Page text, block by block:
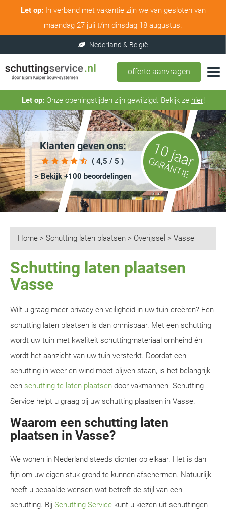
Let op:In verband met vakantie zijn we van gesloten van
maandag 27 juli t/m dinsdag 18 augustus.
offerte aanvragen
Let op:Onze openingstijden zijn gewijzigd. Bekijk ze hier!
Klanten geven ons:
( 4,5 / 5 )
> Bekijk +100 beoordelingen
10 jaar
GARANTIE
Home > Schutting laten plaatsen > Overijssel > Vasse
Schutting laten plaatsen
Vasse
Wilt u graag meer privacy en veiligheid in uw tuin creëren? Een
schutting laten plaatsen is dan onmisbaar. Met een schutting
wordt uw tuin met kwaliteit schuttingmateriaal omheind én
wordt het aanzicht van uw tuin versterkt. Doordat een
schutting in weer en wind moet blijven staan, is het belangrijk
een schutting te laten plaatsen door vakmannen. Schutting
Service helpt u graag bij uw schutting plaatsen in Vasse.
Waarom een schutting laten
plaatsen in Vasse?
We wonen in Nederland steeds dichter op elkaar. Het is dan
fijn om uw eigen stuk grond te kunnen afschermen. Natuurlijk
heeft u bepaalde wensen wat betreft de stijl van een
schutting. Bij Schutting Service kunt u kiezen uit schuttingen